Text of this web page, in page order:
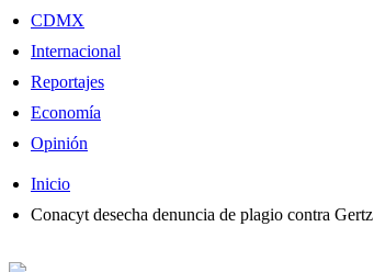
CDMX
Internacional
Reportajes
Economía
Opinión
Inicio
Conacyt desecha denuncia de plagio contra Gertz